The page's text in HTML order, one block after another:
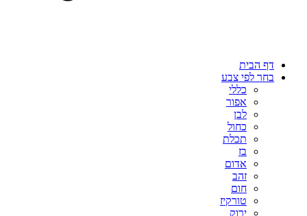
דף הבית
בחר לפי צבע
כללי
אפור
לבן
כחול
תכלת
בז
אדום
זהב
חום
טורקיז
ירוק